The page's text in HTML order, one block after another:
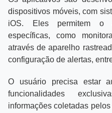
dispositivos móveis, com
iOS. Eles permitem o
específicas, como
através de aparelho
configuração de alertas,
O usuário precisa estar
funcionalidades
informações coletadas